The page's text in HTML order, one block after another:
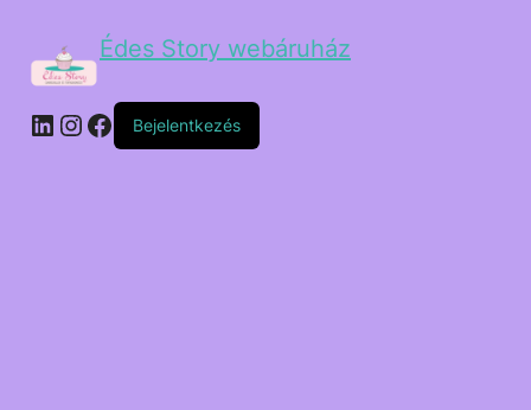
Édes Story webáruház
Bejelentkezés